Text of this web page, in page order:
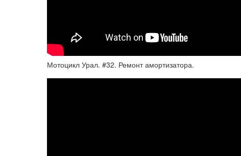
Мотоцикл Урал. #32. Ремонт амортизатора.